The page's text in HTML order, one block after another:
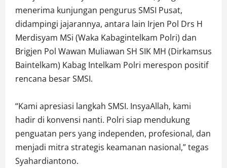
menerima kunjungan pengurus SMSI Pusat,
didampingi jajarannya, antara lain Irjen Pol Drs H
Merdisyam MSi (Waka Kabagintelkam Polri) dan
Brigjen Pol Wawan Muliawan SH SIK MH (Dirkamsus
Baintelkam) Kabag Intelkam Polri merespon positif
rencana besar SMSI.
“Kami apresiasi langkah SMSI. InsyaAllah, kami
hadir di konvensi nanti. Polri siap mendukung
penguatan pers yang independen, profesional, dan
menjadi mitra strategis keamanan nasional,” tegas
Syahardiantono.